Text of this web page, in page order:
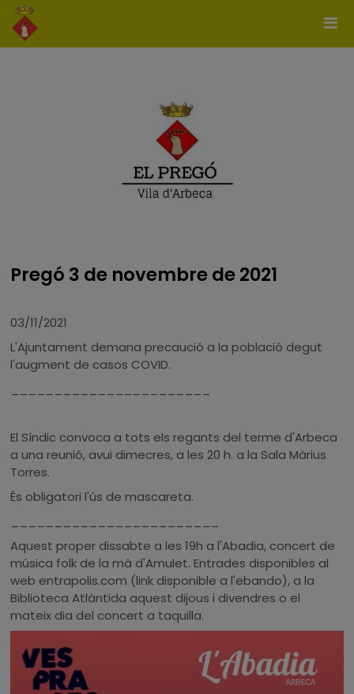
Pregó 3 de novembre de 2021
03/11/2021
L'Ajuntament demana precaució a la població degut
l'augment de casos COVID.
El Síndic convoca a tots els regants del terme d'Arbeca
a una reunió, avui dimecres, a les 20 h. a la Sala Màrius
Torres.
És obligatori l'ús de mascareta.
Aquest proper dissabte a les 19h a l'Abadia, concert de
música folk de la mà d'Amulet. Entrades disponibles al
web entrapolis.com (link disponible a l'ebando), a la
Biblioteca Atlàntida aquest dijous i divendres o el
mateix dia del concert a taquilla.